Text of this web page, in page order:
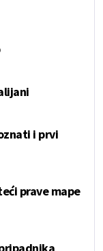
i prvi
prave mape